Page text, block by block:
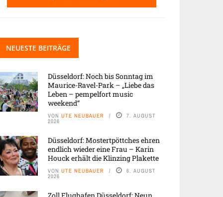
NEUESTE BEITRÄGE
Düsseldorf: Noch bis Sonntag im
Maurice-Ravel-Park – „Liebe das
Leben – pempelfort music
weekend“
VON UTE NEUBAUER 7. AUGUST
2026
Düsseldorf: Mostertpöttches ehren
endlich wieder eine Frau – Karin
Houck erhält die Klinzing Plakette
VON UTE NEUBAUER 6. AUGUST
2026